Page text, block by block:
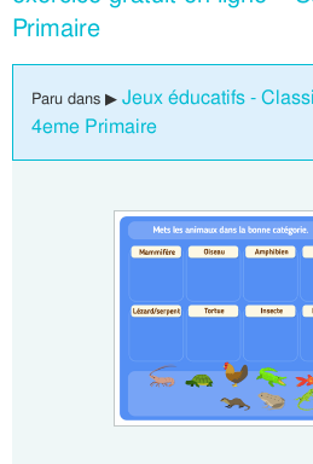
Primaire
Paru dans ▶ Jeux éducatifs -
4eme Primaire